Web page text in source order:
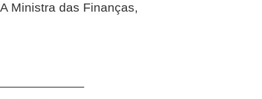
A Ministra das Finanças,